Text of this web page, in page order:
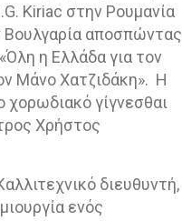
.G. Kiriac στην Ρουμανία
Βουλγαρία αποσπώντας
η Ελλάδα για τον
Μάνο Χατζιδάκη». Η
χορωδιακό γίγνεσθαι
Χρήστος
διευθυντή,
ενός